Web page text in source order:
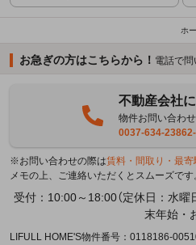
ホ
お急ぎの方はこちらから！ 電話で
不動産会社
物件お問い合わ
0037-634-
※お問い合わせの際は賃料・間取り・最
メモの上、ご連絡いただくとスムーズです
受付：10:00～18:00（定休日：水曜
末年始・
LIFULL HOME'S物件番号：0118186-